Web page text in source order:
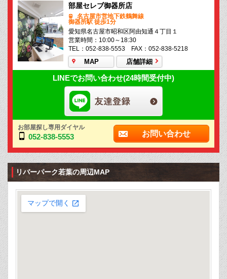
部屋セレブ御器所店
名古屋市営地下鉄鶴舞線
御器所駅 徒歩1分
愛知県名古屋市昭和区阿由知通４丁目１
営業時間：10:00～18:30
TEL：052-838-5553 FAX：052-838-5218
MAP 店舗詳細
LINEでお問い合わせ(24時間受付中)
お部屋探し専用ダイヤル
052-838-5553 お問い合わせ
リバーパーク若葉の周辺MAP